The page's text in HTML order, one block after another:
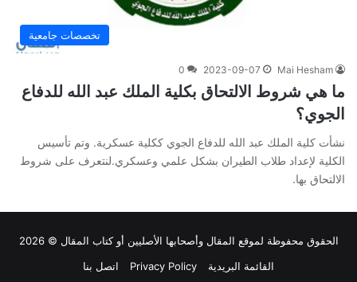
تخصصات جامعية
Mai Hesham
2023-09-07
0
ما هي شروط الالتحاق بكلية الملك عبد الله للدفاع
الجوي؟
نشأت كلية الملك عبد الله للدفاع الجوي ككلية عسكرية. وتم تأسيس
الكلية لإعداد طلاب الطيران بشكل علمي وعسكري.لنتعرف على شروط
الالتحاق بها.
الحقوق محفوظة لموقع المقال وأصحابها الأصليين أو كتاب المقال © 2026
القائمة البريدية
Privacy Policy اتصل بنا